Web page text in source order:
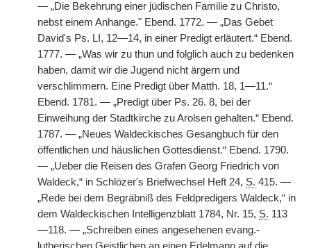
— „Die Bekehrung einer jüdischen Familie zu Christo,
nebst einem Anhange." Ebend. 1772. — „Das Gebet
David's Ps. LI, 12—14, in einer Predigt erläutert.“ Ebend.
1777. — „Was wir zu thun und folglich auch zu bedenken
haben, damit wir die Jugend nicht ärgern und
verschlimmern. Eine Predigt über Matth. 18, 1—11.“
Ebend. 1781. — „Predigt über Ps. 26. 8, bei der
Einweihung der Stadtkirche zu Arolsen gehalten.“ Ebend.
1787. — „Neues Waldeckisches Gesangbuch für den
öffentlichen und häuslichen Gottesdienst.“ Ebend. 1790.
— „Ueber die Reisen des Grafen Georg Friedrich von
Waldeck,“ in Schlözer's Briefwechsel Heft 24, S. 415. —
„Rede bei dem Begräbniß des Feldpredigers Waldeck,“ in
dem Waldeckischen Intelligenzblatt 1784, Nr. 15, S. 113
—118. — „Schreiben eines angesehenen evang.-